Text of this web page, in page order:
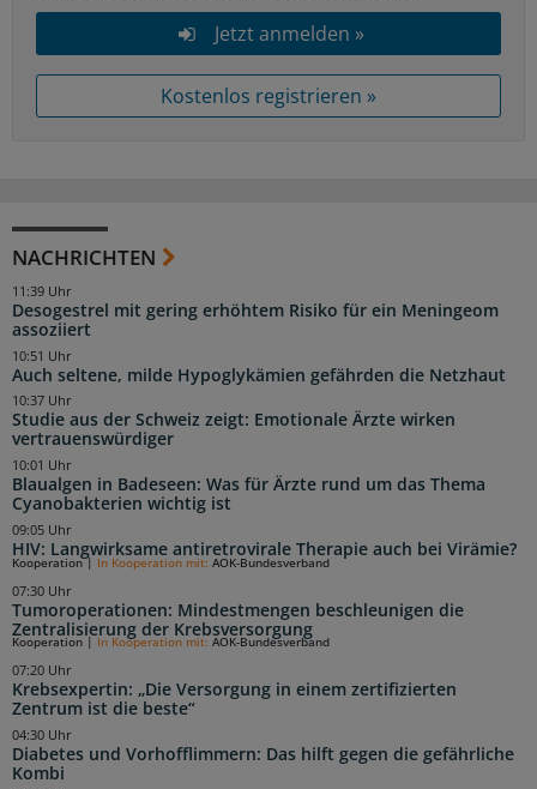
Jetzt anmelden »
Kostenlos registrieren »
NACHRICHTEN
Desogestrel mit gering erhöhtem Risiko für ein Meningeom
assoziiert
11:39 Uhr
Auch seltene, milde Hypoglykämien gefährden die Netzhaut
10:51 Uhr
Studie aus der Schweiz zeigt: Emotionale Ärzte wirken
vertrauenswürdiger
10:37 Uhr
Blaualgen in Badeseen: Was für Ärzte rund um das Thema
Cyanobakterien wichtig ist
10:01 Uhr
HIV: Langwirksame antiretrovirale Therapie auch bei Virämie?
09:05 Uhr
Tumoroperationen: Mindestmengen beschleunigen die
Zentralisierung der Krebsversorgung
Kooperation| In Kooperation mit: AOK-Bundesverband
07:30 Uhr
Krebsexpertin: „Die Versorgung in einem zertifizierten
Zentrum ist die beste“
Kooperation In Kooperation mit: AOK-Bundesverband
07:20 Uhr
Diabetes und Vorhofflimmern: Das hilft gegen die gefährliche
Kombi
04:30 Uhr